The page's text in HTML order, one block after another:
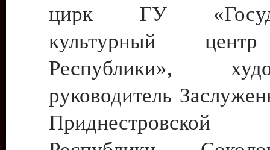
цирк ГУ
культурный
Республики»,
руководитель
Приднестровской